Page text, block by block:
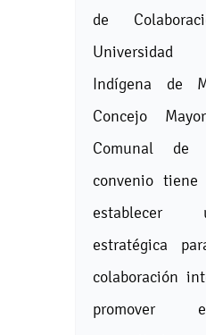
de
Indígena de
Concejo
Comunal de
convenio
establecer
estratégica
colaboración
promover